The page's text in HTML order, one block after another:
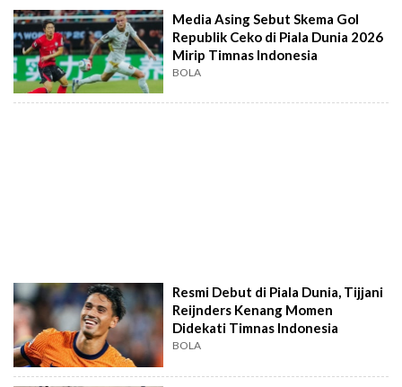
Media Asing Sebut Skema Gol
Republik Ceko di Piala Dunia 2026
Mirip Timnas Indonesia
BOLA
Resmi Debut di Piala Dunia, Tijjani
Reijnders Kenang Momen
Didekati Timnas Indonesia
BOLA